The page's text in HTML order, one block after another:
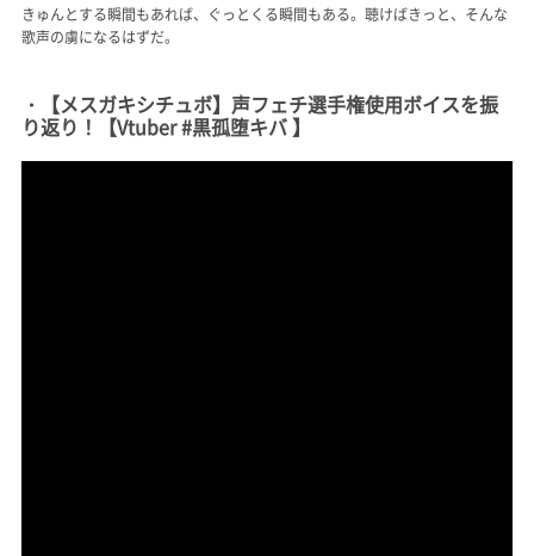
きゅんとする瞬間もあれば、ぐっとくる瞬間もある。聴けばきっと、そんな
歌声の虜になるはずだ。
・【メスガキシチュボ】声フェチ選手権使用ボイスを振
り返り！【Vtuber #黒孤堕キバ 】